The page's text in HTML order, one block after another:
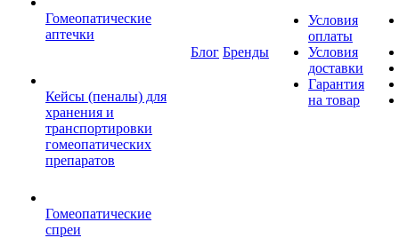
Гомеопатические
аптечки
Кейсы (пеналы) для
хранения и
транспортировки
гомеопатических
препаратов
Гомеопатические
спреи
Блог Бренды
Условия
оплаты
Условия
доставки
Гарантия
на товар